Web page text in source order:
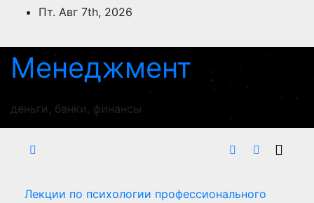
ПерейтиПт. Авг 7th, 2026
Менеджмент
деньги, банки, финансы
Лекции по психологии профессионального